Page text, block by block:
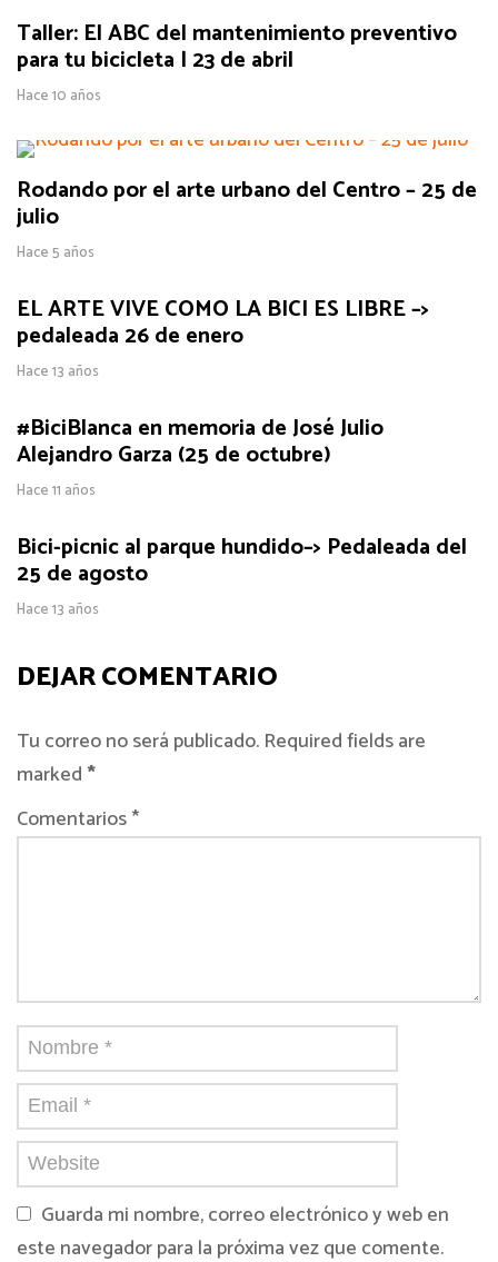
Taller: El ABC del mantenimiento preventivo
para tu bicicleta | 23 de abril
Hace 10 años
Rodando por el arte urbano del Centro – 25 de
julio
Hace 5 años
EL ARTE VIVE COMO LA BICI ES LIBRE –>
pedaleada 26 de enero
Hace 13 años
#BiciBlanca en memoria de José Julio
Alejandro Garza (25 de octubre)
Hace 11 años
Bici-picnic al parque hundido–> Pedaleada del
25 de agosto
Hace 13 años
DEJAR COMENTARIO
Tu correo no será publicado. Required fields are
marked*
Comentarios *
Guarda mi nombre, correo electrónico y web en
este navegador para la próxima vez que comente.